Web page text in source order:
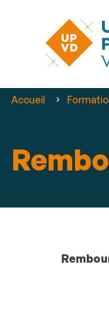
Vous
Accueil